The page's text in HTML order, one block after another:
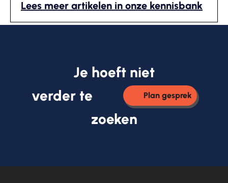
Lees meer artikelen in onze kennisbank
Je hoeft niet
verder te
Plan gesprek
zoeken